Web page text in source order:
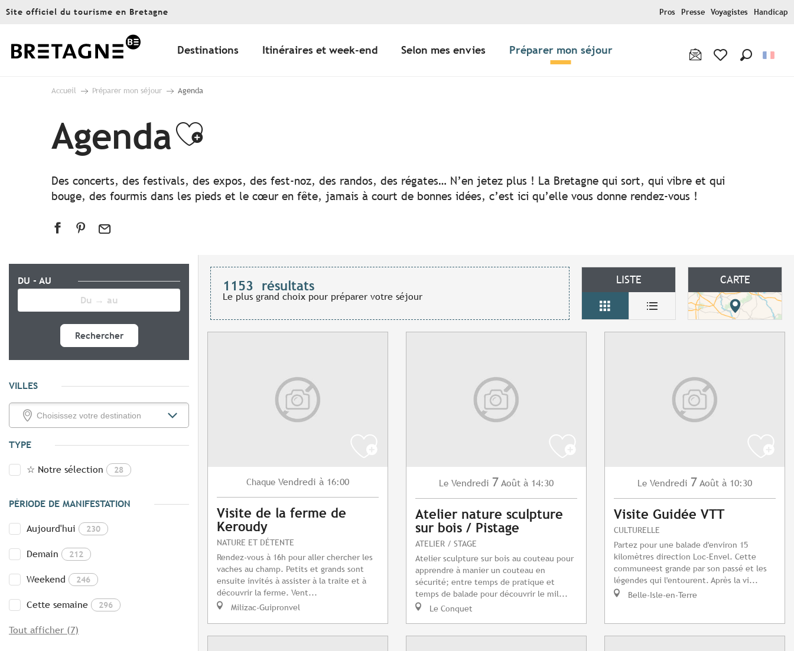
Aller
principal
Site officiel du tourisme en Bretagne Pros Presse Voyagistes Handicap
Destinations Itinéraires et week-end Selon mes envies Préparer mon séjour
Accueil Préparer mon séjour Agenda
AgendaAjouter aux favoris
Des concerts, des festivals, des expos, des fest-noz, des randos, des régates… N’en jetez plus ! La Bretagne qui sort, qui vibre et qui
bouge, des fourmis dans les pieds et le cœur en fête, jamais à court de bonnes idées, c’est ici qu’elle vous donne rendez-vous !
DU - AU
Rechercher
VILLES
TYPE
☆ Notre sélection 28
PÉRIODE DE MANIFESTATION
Aujourd'hui 230
Demain 212
Weekend 246
Cette semaine 296
Tout afficher (7)
1153 résultats
Le plus grand choix pour préparer votre séjour
LISTE CARTE
Chaque Vendredi à 16:00
Visite de la ferme de
Keroudy
NATURE ET DÉTENTE
Rendez-vous à 16h pour aller chercher les
vaches au champ. Petits et grands sont
ensuite invités à assister à la traite et à
découvrir la ferme. Vent...
Milizac-Guipronvel
Le Vendredi 7 Août à 14:30
Atelier nature sculpture
sur bois / Pistage
ATELIER / STAGE
Atelier sculpture sur bois au couteau pour
apprendre à manier un couteau en
sécurité; entre temps de pratique et
temps de balade pour découvrir le mil...
Le Conquet
Le Vendredi 7 Août à 10:30
Visite Guidée VTT
CULTURELLE
Partez pour une balade d'environ 15
kilomètres direction Loc-Envel. Cette
communeest grande par son passé et les
légendes qui l'entourent. Après la vi...
Belle-Isle-en-Terre